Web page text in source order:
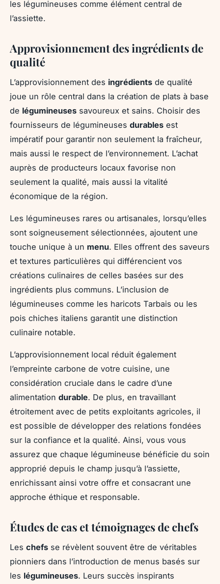
les légumineuses comme élément central de
l’assiette.
Approvisionnement des ingrédients de
qualité
L’approvisionnement des ingrédients de qualité
joue un rôle central dans la création de plats à base
de légumineuses savoureux et sains. Choisir des
fournisseurs de légumineuses durables est
impératif pour garantir non seulement la fraîcheur,
mais aussi le respect de l’environnement. L’achat
auprès de producteurs locaux favorise non
seulement la qualité, mais aussi la vitalité
économique de la région.
Les légumineuses rares ou artisanales, lorsqu’elles
sont soigneusement sélectionnées, ajoutent une
touche unique à un menu. Elles offrent des saveurs
et textures particulières qui différencient vos
créations culinaires de celles basées sur des
ingrédients plus communs. L’inclusion de
légumineuses comme les haricots Tarbais ou les
pois chiches italiens garantit une distinction
culinaire notable.
L’approvisionnement local réduit également
l’empreinte carbone de votre cuisine, une
considération cruciale dans le cadre d’une
alimentation durable. De plus, en travaillant
étroitement avec de petits exploitants agricoles, il
est possible de développer des relations fondées
sur la confiance et la qualité. Ainsi, vous vous
assurez que chaque légumineuse bénéficie du soin
approprié depuis le champ jusqu’à l’assiette,
enrichissant ainsi votre offre et consacrant une
approche éthique et responsable.
Études de cas et témoignages de chefs
Les chefs se révèlent souvent être de véritables
pionniers dans l’introduction de menus basés sur
les légumineuses. Leurs succès inspirants